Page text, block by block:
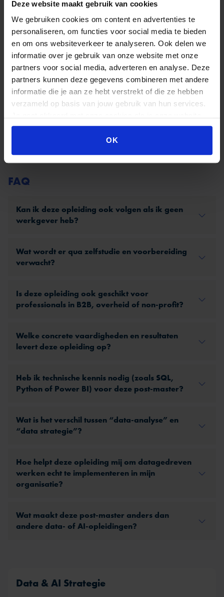
Deze website maakt gebruik van cookies
We gebruiken cookies om content en advertenties te
personaliseren, om functies voor social media te bieden
en om ons websiteverkeer te analyseren. Ook delen we
informatie over je gebruik van onze website met onze
partners voor social media, adverteren en analyse. Deze
partners kunnen deze gegevens combineren met andere
informatie die je aan ze hebt verstrekt of die ze hebben
verzameld op basis van jouw gebruik van hun services.
blijft gebruiken.
OK
Totale kosten 6.305,-
2.102,- per termijn
Alle prijzen zijn exclusief BTW. Voor BTW vrije facturatie
geldt een opslag van 10%
Praktische informatie
Incl. arrangementskosten
Niet goed = geld terug!
FAQ
Kan ik deze opleiding ook volgen als ik geen
werkgever heb?
Wat wordt er qua zelfstudie en voorbereiding
verwacht?
Is deze opleiding ook geschikt voor
professionals in B2B, overheid of non-profit?
Welke concrete vaardigheden en resultaten
levert deze opleiding op?
Heb ik technische kennis nodig (zoals SQL,
Python of Power BI) voor deze post-master?
Wat is het verschil tussen “data-analyse” en
“data strategie”?
Hoe helpt deze opleiding mij om datagedreven
werken echt te implementeren in mijn
organisatie?
Wat maakt deze post-master anders dan
andere data- of AI-opleidingen?
Data & AI Strategie